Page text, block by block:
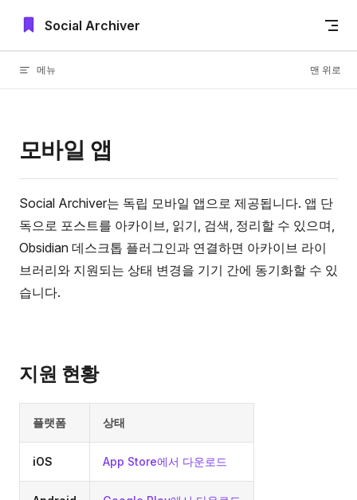
Skip to content
Social Archiver
메뉴 맨 위로
모바일 앱
Social Archiver는 독립 모바일 앱으로 제공됩니다. 앱 단
독으로 포스트를 아카이브, 읽기, 검색, 정리할 수 있으며,
Obsidian 데스크톱 플러그인과 연결하면 아카이브 라이
브러리와 지원되는 상태 변경을 기기 간에 동기화할 수 있
습니다.
지원 현황
플랫폼 상태
iOS App Store에서 다운로드